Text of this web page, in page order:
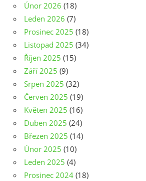
Únor 2026 (18)
Leden 2026 (7)
Prosinec 2025 (18)
Listopad 2025 (34)
Říjen 2025 (15)
Září 2025 (9)
Srpen 2025 (32)
Červen 2025 (19)
Květen 2025 (16)
Duben 2025 (24)
Březen 2025 (14)
Únor 2025 (10)
Leden 2025 (4)
Prosinec 2024 (18)